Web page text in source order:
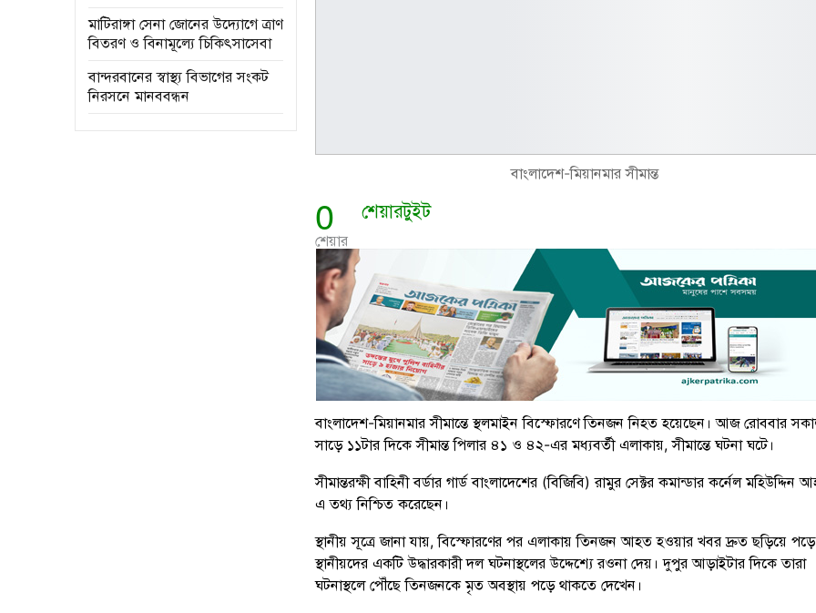
বাংলাদেশ-মিয়ানমার সীমান্ত
0
শেয়ার
শেয়ারটুইট
বাংলাদেশ-মিয়ানমার সীমান্তে স্থলমাইন বিস্ফোরণে তিনজন নিহত হয়েছেন। আজ রোববার
সাড়ে ১১টার দিকে সীমান্ত পিলার ৪১ ও ৪২-এর মধ্যবর্তী এলাকায়, সীমান্তে ঘটনা ঘটে।
সীমান্তরক্ষী বাহিনী বর্ডার গার্ড বাংলাদেশের (বিজিবি) রামুর সেক্টর কমান্ডার কর্নেল মহিউদ্দিন
এ তথ্য নিশ্চিত করেছেন।
স্থানীয় সূত্রে জানা যায়, বিস্ফোরণের পর এলাকায় তিনজন আহত হওয়ার খবর দ্রুত ছড়িয়ে
স্থানীয়দের একটি উদ্ধারকারী দল ঘটনাস্থলের উদ্দেশ্যে রওনা দেয়। দুপুর আড়াইটার দিকে তারা
ঘটনাস্থলে পৌঁছে তিনজনকে মৃত অবস্থায় পড়ে থাকতে দেখেন।
মাটিরাঙ্গা সেনা জোনের উদ্যোগে ত্রাণ
বিতরণ ও বিনামূল্যে চিকিৎসাসেবা
বান্দরবানের স্বাস্থ্য বিভাগের সংকট
নিরসনে মানববন্ধন